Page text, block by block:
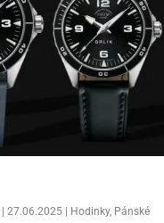
|27.06.2025 Hodinky, Pánské